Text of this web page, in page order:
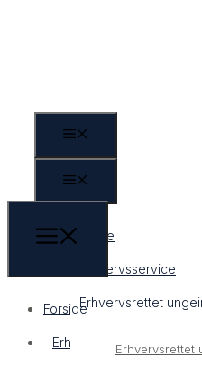
Forside
Erhvervsservice
Erhvervsrettet
Erhvervsrettet
Forside
Erhvervsservice